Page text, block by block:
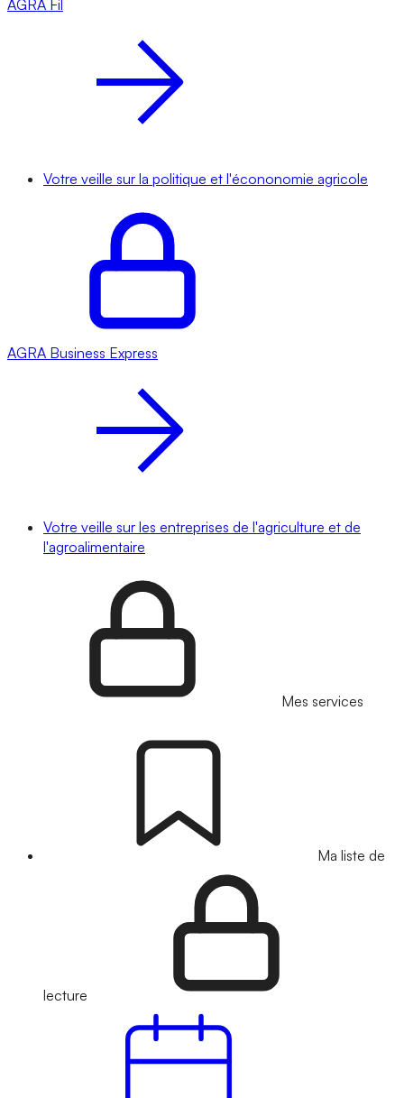
AGRA Fil
Votre veille sur la politique et l'écononomie agricole
AGRA Business Express
Votre veille sur les entreprises de l'agriculture et de
l'agroalimentaire
Mes services
Ma liste de
lecture